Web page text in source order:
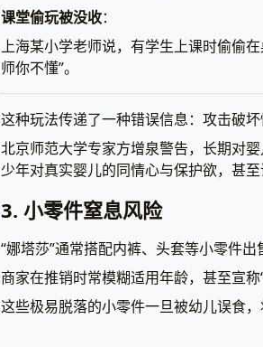
课堂偷玩被没收：
上海某小学老师说，有学生上课时偷偷
师你不懂”。
这种玩法传递了一种错误信息：攻击破
北京师范大学专家方增泉警告，长期对
少年对真实婴儿的同情心与保护欲，甚
3. 小零件窒息风险
“娜塔莎”通常搭配内裤、头套等小零件出
商家在推销时常模糊适用年龄，甚至宣称
这些极易脱落的小零件一旦被幼儿误食